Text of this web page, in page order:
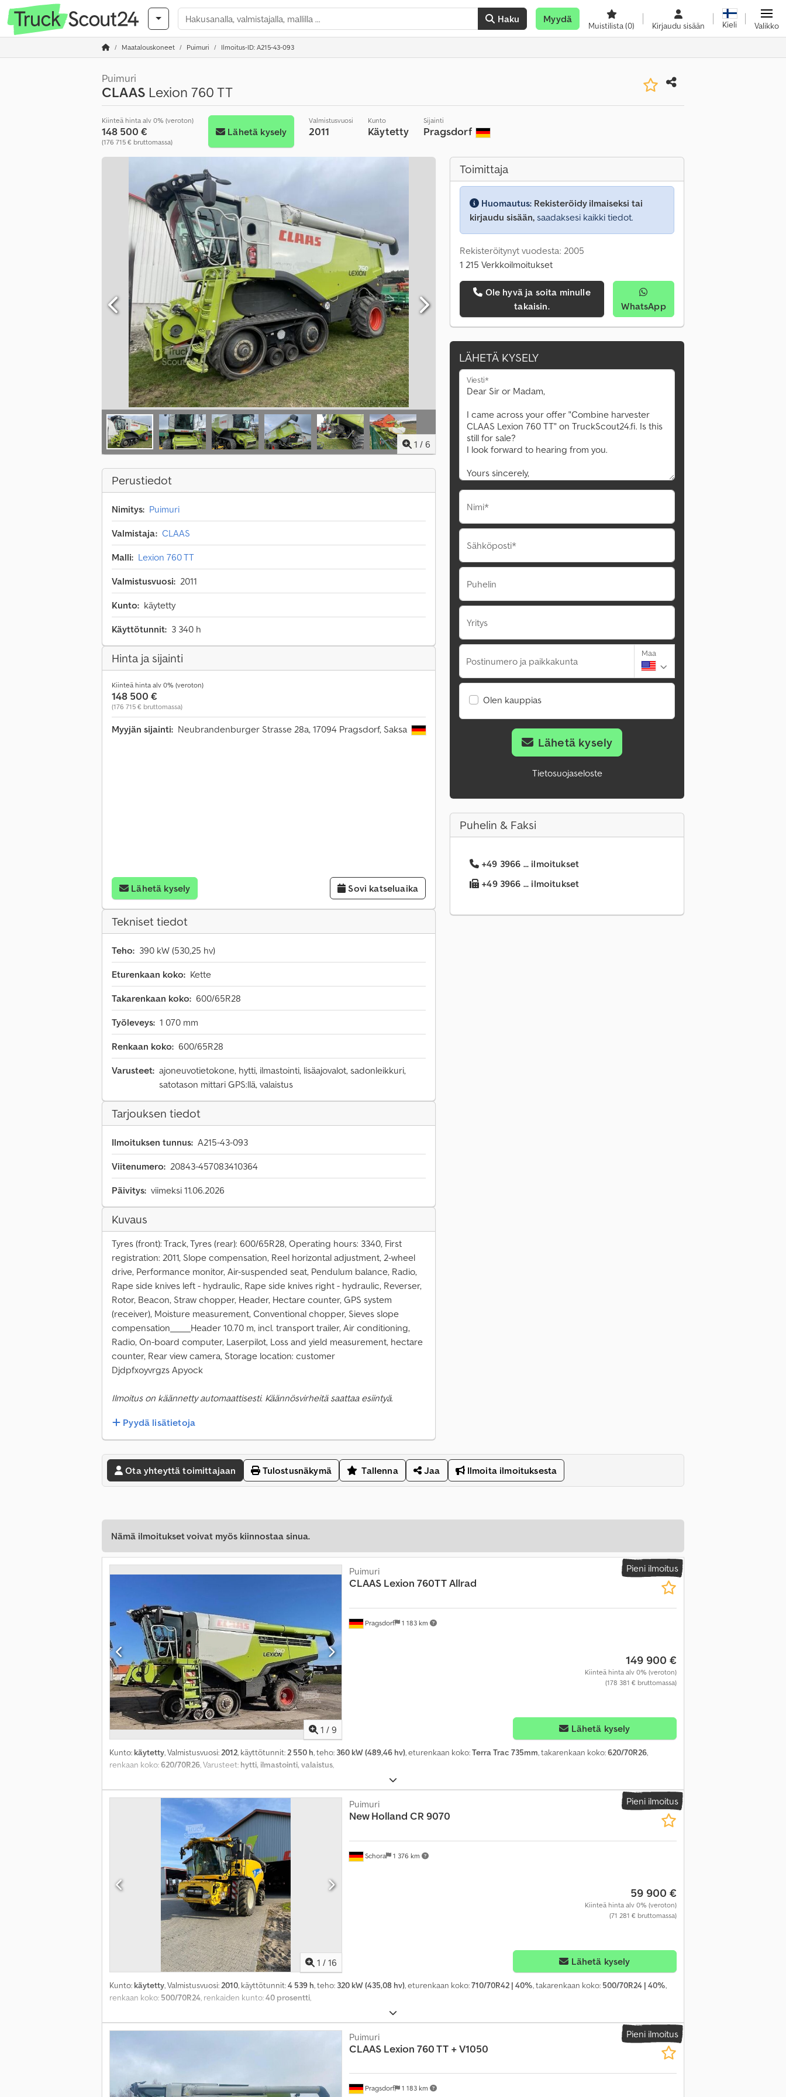
Haku Myydä
Muistilista(0) Kirjaudu sisään Kieli Valikko
Maatalouskoneet Puimuri Ilmoitus-ID: A215-43-093
Puimuri
CLAAS Lexion 760 TT
Kiinteä hinta alv 0% (veroton)
148 500 €
(176 715 € bruttomassa)
Lähetä kysely
Valmistusvuosi
2011
Kunto
Käytetty
Sijainti
Pragsdorf
1 / 6
Perustiedot
Nimitys: Puimuri
Valmistaja: CLAAS
Malli: Lexion 760 TT
Valmistusvuosi: 2011
Kunto: käytetty
Käyttötunnit: 3 340 h
Hinta ja sijainti
Kiinteä hinta alv 0% (veroton)
148 500 €
(176 715 € bruttomassa)
Myyjän sijainti: Neubrandenburger Strasse 28a, 17094 Pragsdorf, Saksa
Lähetä kysely Sovi katseluaika
Tekniset tiedot
Teho: 390 kW (530,25 hv)
Eturenkaan koko: Kette
Takarenkaan koko: 600/65R28
Työleveys: 1 070 mm
Renkaan koko: 600/65R28
Varusteet: ajoneuvotietokone, hytti, ilmastointi, lisäajovalot, sadonleikkuri,
satotason mittari GPS:llä, valaistus
Tarjouksen tiedot
Ilmoituksen tunnus: A215-43-093
Viitenumero: 20843-457083410364
Päivitys: viimeksi 11.06.2026
Kuvaus
Tyres (front): Track, Tyres (rear): 600/65R28, Operating hours: 3340, First
registration: 2011, Slope compensation, Reel horizontal adjustment, 2-wheel
drive, Performance monitor, Air-suspended seat, Pendulum balance, Radio,
Rape side knives left - hydraulic, Rape side knives right - hydraulic, Reverser,
Rotor, Beacon, Straw chopper, Header, Hectare counter, GPS system
(receiver), Moisture measurement, Conventional chopper, Sieves slope
compensation_____Header 10.70 m, incl. transport trailer, Air conditioning,
Radio, On-board computer, Laserpilot, Loss and yield measurement, hectare
counter, Rear view camera, Storage location: customer
Djdpfxoyvrgzs Apyock
Ilmoitus on käännetty automaattisesti. Käännösvirheitä saattaa esiintyä.
Pyydä lisätietoja
Toimittaja
Huomautus: Rekisteröidy ilmaiseksi tai
kirjaudu sisään, saadaksesi kaikki tiedot.
Rekisteröitynyt vuodesta: 2005
1 215 Verkkoilmoitukset
takaisin.
WhatsApp
LÄHETÄ KYSELY
Viesti*
Nimi*
Sähköposti*
Puhelin
Yritys
Postinumero ja paikkakunta
Maa
Olen kauppias
Lähetä kysely
Tietosuojaseloste
Puhelin & Faksi
+49 3966 ... ilmoitukset
+49 3966 ... ilmoitukset
Ota yhteyttä toimittajaan Tulostusnäkymä Tallenna Jaa Ilmoita ilmoituksesta
Nämä ilmoitukset voivat myös kiinnostaa sinua.
Pieni ilmoitus
1 / 9
Pragsdorf 1 183 km
Puimuri
CLAAS Lexion 760TT Allrad
149 900 €
Kiinteä hinta alv 0% (veroton)
(178 381 € bruttomassa)
Lähetä kysely
Kunto: käytetty, Valmistusvuosi:2012, käyttötunnit:2 550 h, teho: 360 kW (489,46 hv), eturenkaan koko:Terra Trac 735mm, takarenkaan koko:620/70R26,
renkaan koko:620/70R26, Varusteet: hytti, ilmastointi, valaistus,
Pieni ilmoitus
1 / 16
Schora 1 376 km
Puimuri
New Holland CR 9070
59 900 €
Kiinteä hinta alv 0% (veroton)
(71 281 € bruttomassa)
Lähetä kysely
Kunto: käytetty, Valmistusvuosi:2010, käyttötunnit:4 539 h, teho: 320 kW (435,08 hv), eturenkaan koko:710/70R42 | 40%, takarenkaan koko: 500/70R24 | 40%,
renkaan koko: 500/70R24, renkaiden kunto:40 prosentti,
Pieni ilmoitus
Pragsdorf 1 183 km
Puimuri
CLAAS Lexion 760 TT + V1050